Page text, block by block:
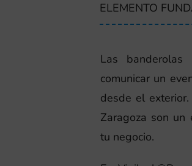
ELEMENTO
Las banderolas
comunicar un
desde el
Zaragoza son un
tu negocio.